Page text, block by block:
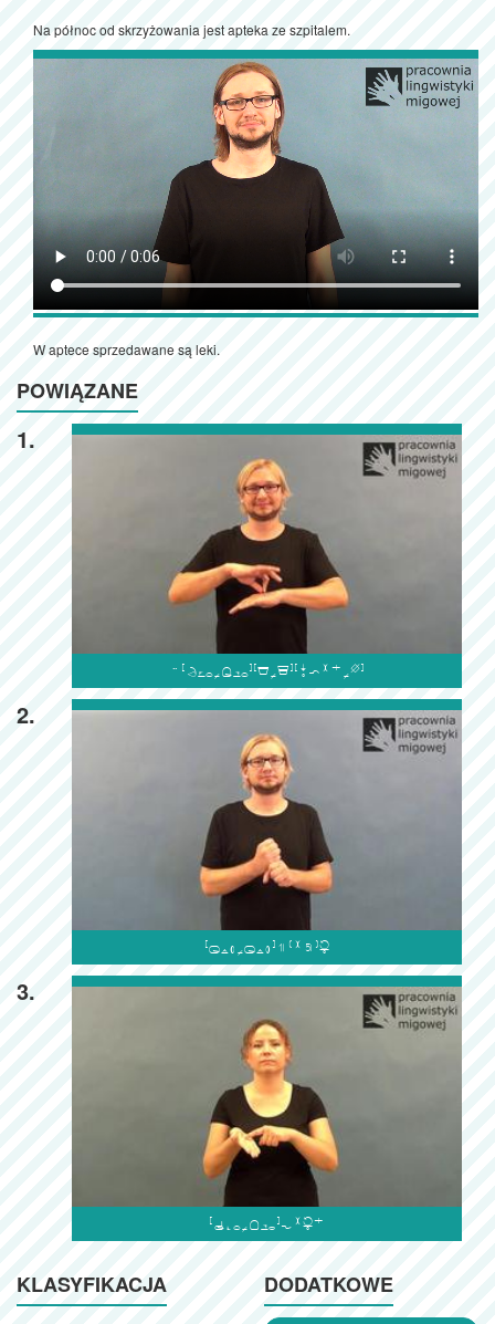
Na północ od skrzyżowania jest apteka ze szpitalem.
W aptece sprzedawane są leki.
POWIĄZANE
1.

2.

3.

KLASYFIKACJA DODATKOWE